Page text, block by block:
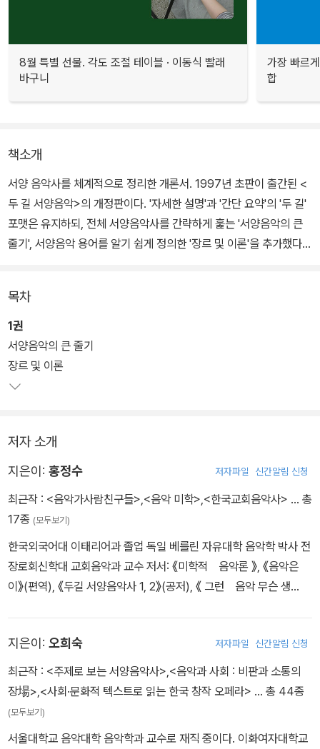
8월 특별 선물. 각도 조절 테이블 · 이동식 빨래
바구니
가장 빠르
합
책소개
서양 음악사를 체계적으로 정리한 개론서. 1997년 초판이 출간된 <
두 길 서양음악>의 개정판이다. '자세한 설명'과 '간단 요약'의 '두 길'
포맷은 유지하되, 전체 서양음악사를 간략하게 훑는 '서양음악의 큰
줄기', 서양음악 용어를 알기 쉽게 정의한 '장르 및 이론'을 추가했다.
목차
1권
서양음악의 큰 줄기
장르 및 이론
저자 소개
지은이: 홍정수 저자파일 신간알림 신청
최근작 : <음악가사람친구들>,<음악 미학>,<한국교회음악사> … 총
17종 (모두보기)
한국외국어대 이태리어과 졸업 독일 베를린 자유대학 음악학 박사 전
장로회신학대 교회음악과 교수 저서: 《미학적 음악론 》, 《음악은
이》(편역), 《두길 서양음악사 1, 2》(공저), 《 그런 음악 무슨 생
지은이: 오희숙 저자파일 신간알림 신청
최근작 : <주제로 보는 서양음악사>,<음악과 사회 : 비판과 소통의
장場>,<사회·문화적 텍스트로 읽는 한국 창작 오페라> … 총 44종
(모두보기)
서울대학교 음악대학 음악학과 교수로 재직 중이다. 이화여자대학교